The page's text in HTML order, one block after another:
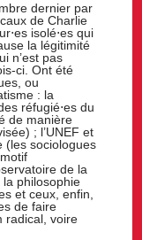
dernier par
de Charlie
isolé⋅es qui
la légitimité
n’est pas
ci. Ont été
ou
: la
réfugié⋅es du
de manière
; l’UNEF et
(les sociologues
de la
philosophie
et ceux, enfin,
de faire
radical, voire